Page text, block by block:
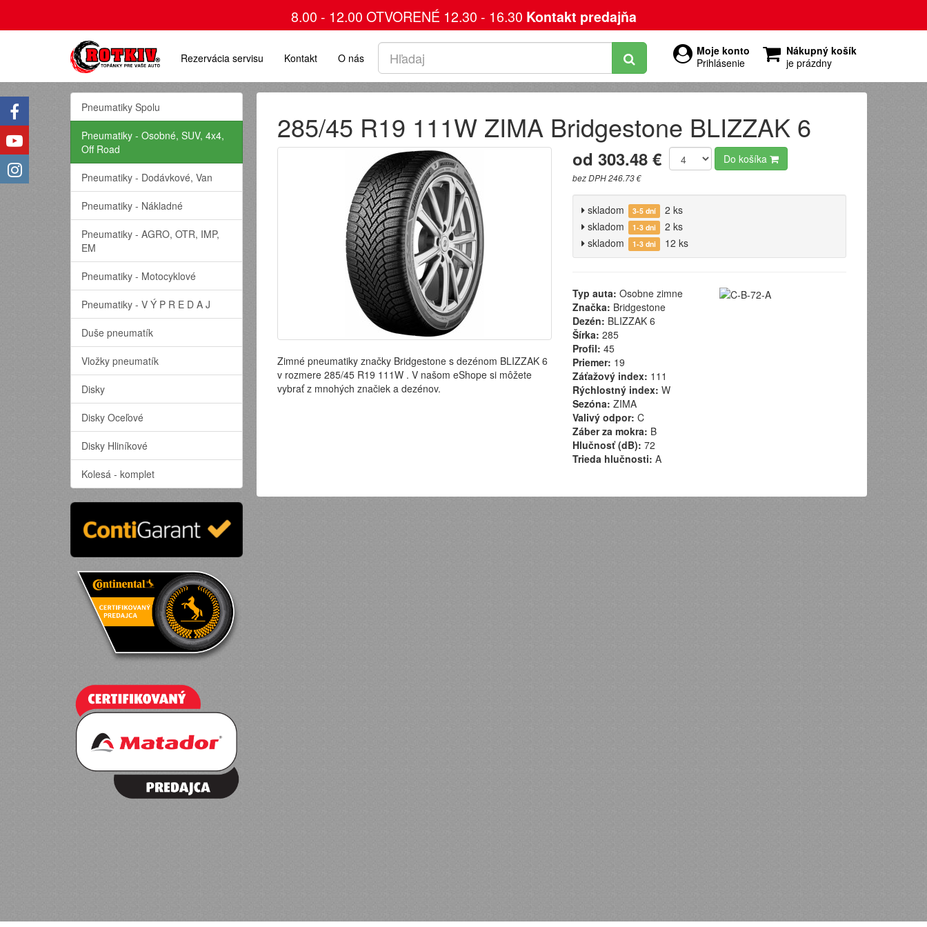
8.00 - 12.00 OTVORENÉ 12.30 - 16.30 Kontakt predajňa
Moje konto
Prihlásenie
Nákupný košík
je prázdny
Rezervácia servisu Kontakt O nás
285/45 R19 111W ZIMA Bridgestone BLIZZAK 6
Zimné pneumatiky značky Bridgestone s dezénom BLIZZAK 6
v rozmere 285/45 R19 111W . V našom eShope si môžete
vybrať z mnohých značiek a dezénov.
od 303.48 €
bez DPH 246.73 €
Do košíka
skladom 3-5 dní
2 ks
skladom
1-3 dni
2 ks
skladom
1-3 dni 12 ks
Typ auta: Osobne zimne
Značka: Bridgestone
Dezén: BLIZZAK 6
Šírka: 285
Profil: 45
Priemer: 19
Záťažový index: 111
Rýchlostný index: W
Sezóna: ZIMA
Valivý odpor: C
Záber za mokra: B
Hlučnosť (dB): 72
Trieda hlučnosti: A
Pneumatiky Spolu
Pneumatiky - Osobné, SUV, 4x4,
Off Road
Pneumatiky - Dodávkové, Van
Pneumatiky - Nákladné
Pneumatiky - AGRO, OTR, IMP,
EM
Pneumatiky - Motocyklové
Pneumatiky - V Ý P R E D A J
Duše pneumatík
Vložky pneumatík
Disky
Disky Oceľové
Disky Hliníkové
Kolesá - komplet